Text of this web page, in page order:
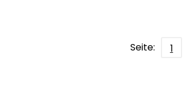
Seite:
1